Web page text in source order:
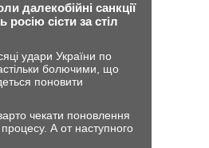
далекобійні санкції
росію сісти за стіл
удари України по
болючими, що
поновити
чекати поновлення
А от наступного